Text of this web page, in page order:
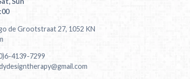
de Grootstraat 27, 1052 KN
4139-7299